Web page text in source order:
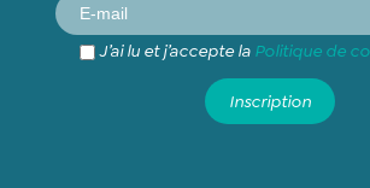
J’ai lu et j’accepte la Politique de